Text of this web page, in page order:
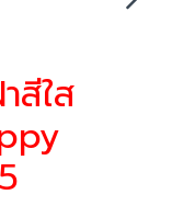
สีใส